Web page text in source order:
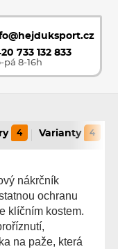
733 132 833
pá 8-16h
4 Varianty 4
nákrčník
ochranu
klíčním kostem.
na paže, která